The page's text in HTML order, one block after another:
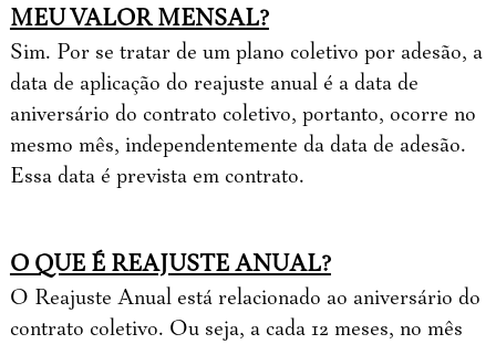
MEU VALOR MENSAL?
Sim. Por se tratar de um plano coletivo por adesão, a
data de aplicação do reajuste anual é a data de
aniversário do contrato coletivo, portanto, ocorre no
mesmo mês, independentemente da data de adesão.
Essa data é prevista em contrato.
O QUE É REAJUSTE ANUAL?
O Reajuste Anual está relacionado ao aniversário do
contrato coletivo. Ou seja, a cada 12 meses, no mês